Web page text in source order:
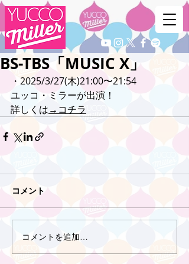
BS-TBS「MUSIC X」
・2025/3/27(木)21:00〜21:54
ユッコ・ミラーが出演！
詳しくは→コチラ
コメント
コメントを追加…